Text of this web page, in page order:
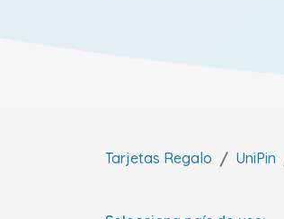
Tarjetas Regalo UniPin